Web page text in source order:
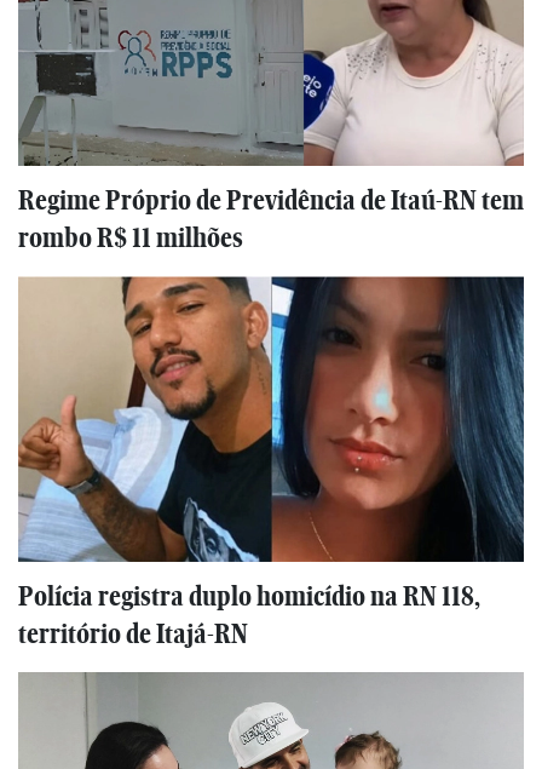
Regime Próprio de Previdência de Itaú-RN tem
rombo R$ 11 milhões
Polícia registra duplo homicídio na RN 118,
território de Itajá-RN